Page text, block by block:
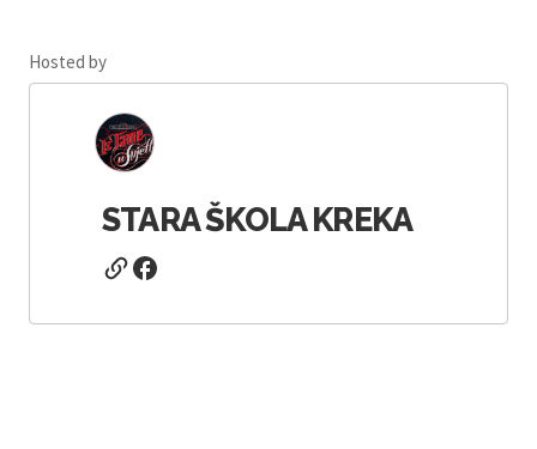
Hosted by
STARA ŠKOLA KREKA